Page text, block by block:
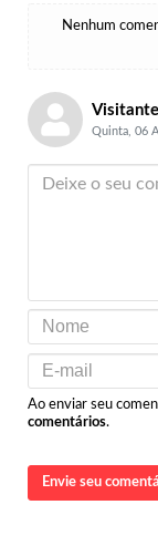
Nenhum
Visitante
Quinta, 06
Ao enviar seu
comentários.
Envie seu